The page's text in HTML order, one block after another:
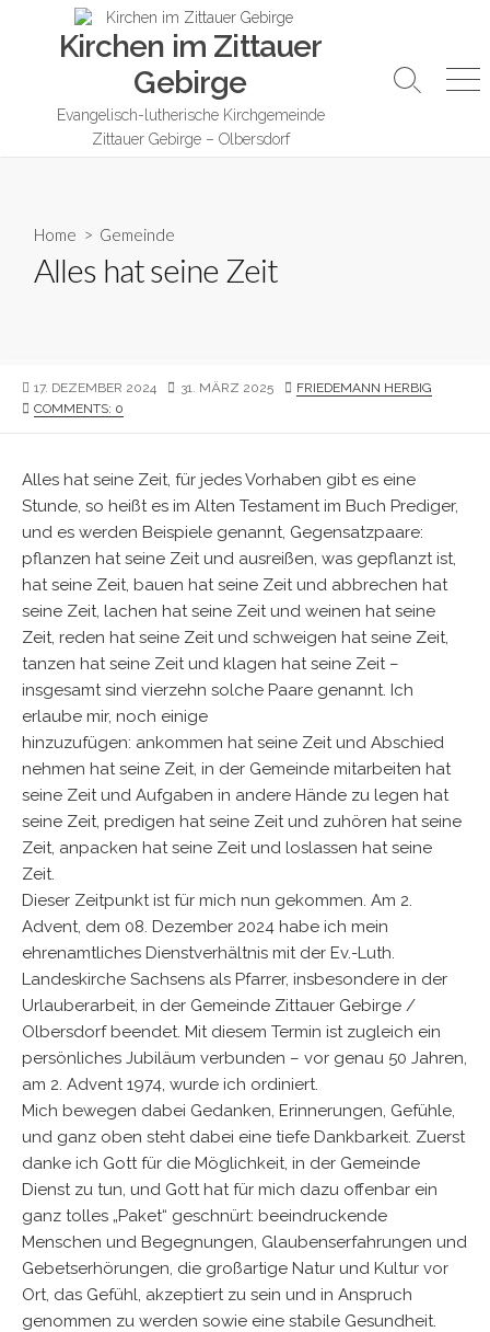
Kirchen im Zittauer
Gebirge
Evangelisch-lutherische Kirchgemeinde
Zittauer Gebirge – Olbersdorf
Search
Home > Gemeinde
Alles hat seine Zeit
PUBLISHED
DATE
17. DEZEMBER 2024
LAST
31. MÄRZ 2025 AUTHOR
FRIEDEMANN HERBIG
COMMENTS: 0
Alles hat seine Zeit, für jedes Vorhaben gibt es eine
Stunde, so heißt es im Alten Testament im Buch Prediger,
und es werden Beispiele genannt, Gegensatzpaare:
pflanzen hat seine Zeit und ausreißen, was gepflanzt ist,
hat seine Zeit, bauen hat seine Zeit und abbrechen hat
seine Zeit, lachen hat seine Zeit und weinen hat seine
Zeit, reden hat seine Zeit und schweigen hat seine Zeit,
tanzen hat seine Zeit und klagen hat seine Zeit –
insgesamt sind vierzehn solche Paare genannt. Ich
erlaube mir, noch einige
hinzuzufügen: ankommen hat seine Zeit und Abschied
nehmen hat seine Zeit, in der Gemeinde mitarbeiten hat
seine Zeit und Aufgaben in andere Hände zu legen hat
seine Zeit, predigen hat seine Zeit und zuhören hat seine
Zeit, anpacken hat seine Zeit und loslassen hat seine
Zeit.
Dieser Zeitpunkt ist für mich nun gekommen. Am 2.
Advent, dem 08. Dezember 2024 habe ich mein
ehrenamtliches Dienstverhältnis mit der Ev.-Luth.
Landeskirche Sachsens als Pfarrer, insbesondere in der
Urlauberarbeit, in der Gemeinde Zittauer Gebirge /
Olbersdorf beendet. Mit diesem Termin ist zugleich ein
persönliches Jubiläum verbunden – vor genau 50 Jahren,
am 2. Advent 1974, wurde ich ordiniert.
Mich bewegen dabei Gedanken, Erinnerungen, Gefühle,
und ganz oben steht dabei eine tiefe Dankbarkeit. Zuerst
danke ich Gott für die Möglichkeit, in der Gemeinde
Dienst zu tun, und Gott hat für mich dazu offenbar ein
ganz tolles „Paket“ geschnürt: beeindruckende
Menschen und Begegnungen, Glaubenserfahrungen und
Gebetserhörungen, die großartige Natur und Kultur vor
Ort, das Gefühl, akzeptiert zu sein und in Anspruch
genommen zu werden sowie eine stabile Gesundheit.